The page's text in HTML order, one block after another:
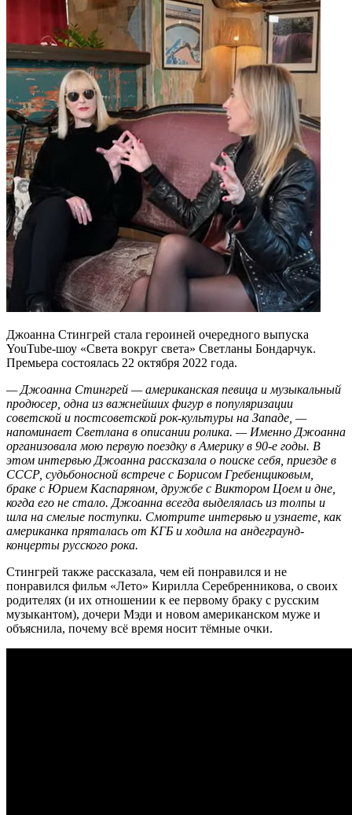
Джоанна Стингрей стала героиней очередного выпуска
YouTube-шоу «Света вокруг света» Светланы Бондарчук.
Премьера состоялась 22 октября 2022 года.
— Джоанна Стингрей — американская певица и музыкальный
продюсер, одна из важнейших фигур в популяризации
советской и постсоветской рок-культуры на Западе, —
напоминает Светлана в описании ролика. — Именно Джоанна
организовала мою первую поездку в Америку в 90-е годы. В
этом интервью Джоанна рассказала о поиске себя, приезде в
СССР, судьбоносной встрече с Борисом Гребенщиковым,
браке с Юрием Каспаряном, дружбе с Виктором Цоем и дне,
когда его не стало. Джоанна всегда выделялась из толпы и
шла на смелые поступки. Смотрите интервью и узнаете, как
американка пряталась от КГБ и ходила на андеграунд-
концерты русского рока.
Стингрей также рассказала, чем ей понравился и не
понравился фильм «Лето» Кирилла Серебренникова, о своих
родителях (и их отношении к ее первому браку с русским
музыкантом), дочери Мэди и новом американском муже и
объяснила, почему всё время носит тёмные очки.